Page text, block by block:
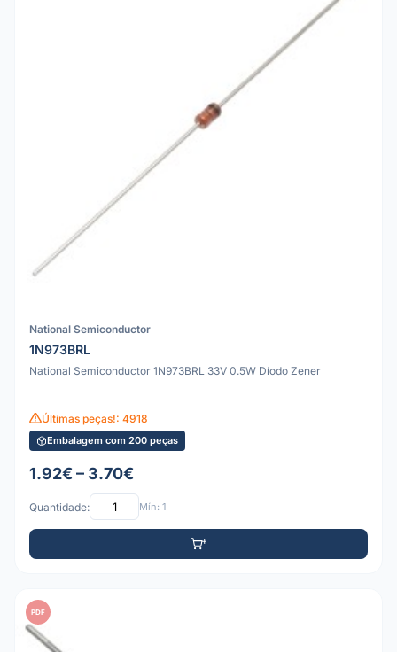
National Semiconductor
1N973BRL
National Semiconductor 1N973BRL 33V 0.5W Díodo Zener
Últimas peças!: 4918
Embalagem com 200 peças
1.92€ – 3.70€
Quantidade: Mín: 1
PDF